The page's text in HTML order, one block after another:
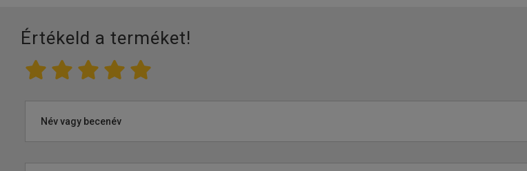
Értékeld a terméket!
Név vagy becenév